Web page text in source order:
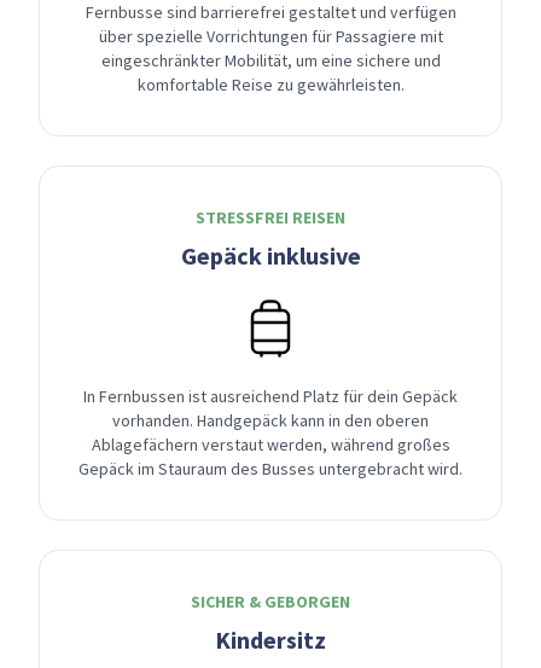
Fernbusse sind barrierefrei gestaltet und verfügen
über spezielle Vorrichtungen für Passagiere mit
eingeschränkter Mobilität, um eine sichere und
komfortable Reise zu gewährleisten.
STRESSFREI REISEN
Gepäck inklusive
In Fernbussen ist ausreichend Platz für dein Gepäck
vorhanden. Handgepäck kann in den oberen
Ablagefächern verstaut werden, während großes
Gepäck im Stauraum des Busses untergebracht wird.
SICHER & GEBORGEN
Kindersitz